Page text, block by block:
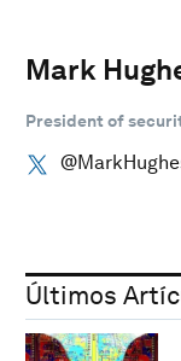
Mark
President of
Últimos